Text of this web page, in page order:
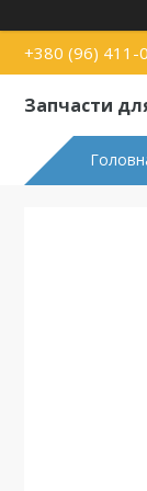
+380 (96) 411-
Запчасти